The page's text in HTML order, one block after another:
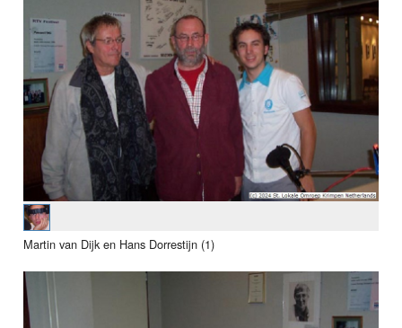
Martin van Dijk en Hans Dorrestijn (1)